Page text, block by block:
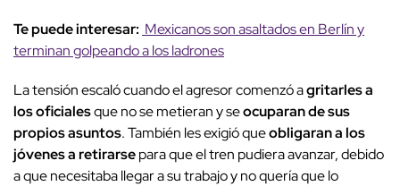
Te puede interesar: Mexicanos son asaltados en Berlín y
terminan golpeando a los ladrones
La tensión escaló cuando el agresor comenzó agritarles a
los oficialesque no se metieran y seocuparan de sus
propios asuntos. También les exigió queobligaran a los
jóvenes a retirarsepara que el tren pudiera avanzar, debido
a que necesitaba llegar a su trabajo y no quería que lo